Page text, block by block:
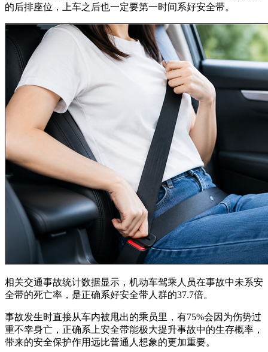
的后排座位，上车之后也一定要第一时间系好安全带。
相关交通事故统计数据显示，机动车驾乘人员在事故中未系安
全带的死亡率，是正确系好安全带人群的37.7倍。
事故发生时直接从车内被甩出的乘员里，有75%会因为伤势过
重不幸身亡，正确系上安全带能极大提升事故中的生存概率，
带来的安全保护作用远比普通人想象的更加重要。